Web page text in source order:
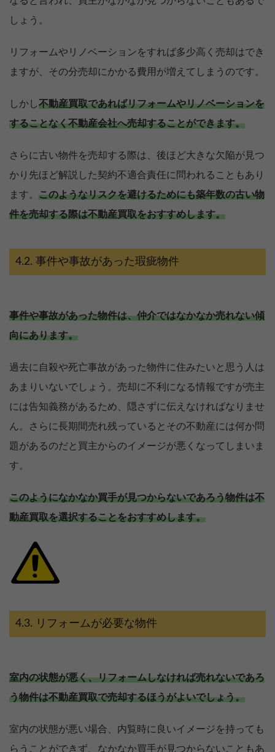
しょう。
リフォームやリノベーションをすれば多少高く売却はでき
ますが、その分売却にかかる費用が増えてしまうのです。
しかし不動産買取であればリフォームやリノベーションを
することなく不動産会社へ売却することができます。
さらに古い物件を売却する際は、後ほど大きな欠陥が見つ
かり先ほど解説した契約不適合責任に問われることもあり
ます。 このようなリスクを避けるためにも築年数の古い物
件を売却する際は不動産買取をおすすめします。
事件や事故があった瑕疵物件
事件や事故があった物件は、仲介ではなかなか売れない傾
向にあります。
過去に自殺や死亡事故があった物件に住みたいと思う人は
あまりいないでしょう。売却に不利になる情報ですが売主
には告知義務があるため、隠さずに伝えなければなりませ
ん。さらに長期間売れ残っているとその不動産には何か問
題があるのだと買主からのイメージが悪くなってしまいま
す。
このようになかなか買手が見つからないであろう物件は不
動産買取を選択することをおすすめします。
リフォームが必要な物件
室内の状態が悪く、リフォームしなければ売れないであろ
う物件は不動産買取で売却するほうがよいでしょう。
室内の状態が悪い場合、内覧時に良いイメージを持っても
らうことができず、なかなか買手が見つからないこともあ
無料診断スタート